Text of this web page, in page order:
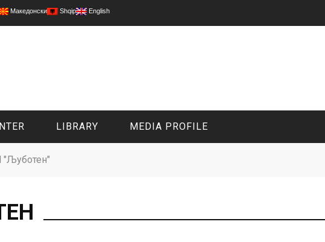
Македонски Shqip English
LIBRARY MEDIA PROFILE
"Љуботен"